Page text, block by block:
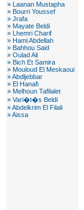
» Laanan Mustapha
» Bourri Youssef
» Jrafa
» Mayate Beldi
» Lhemri Charif
» Hami Abdellah
» Bahhou Said
» Oulad Ali
» Bich Et Samira
» Mouloud El Meskaoui
» Abdljebbar
» El Hanafi
» Melhoun Tafilalet
» Vari�t�s Beldi
» Abdelkrim El Filali
» Aissa